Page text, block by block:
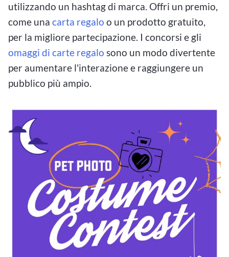
utilizzando un hashtag di marca. Offri un premio,
come una carta regalo o un prodotto gratuito,
per la migliore partecipazione. I concorsi e gli
omaggi di carte regalo sono un modo divertente
per aumentare l'interazione e raggiungere un
pubblico più ampio.